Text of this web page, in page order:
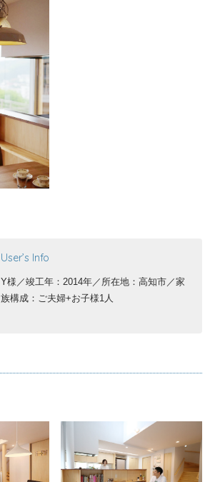
User’s Info
Y様／竣工年：2014年／所在地：高知市／家
族構成：ご夫婦+お子様1人